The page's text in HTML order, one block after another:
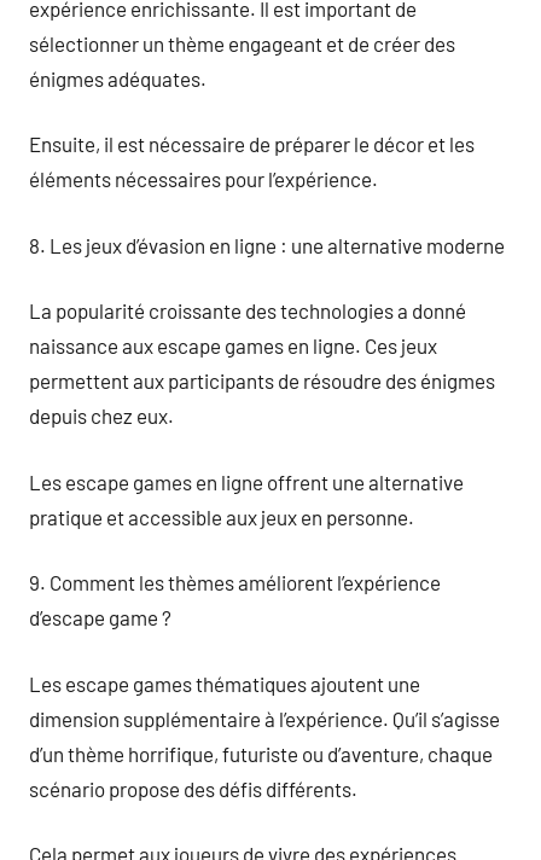
expérience enrichissante. Il est important de
sélectionner un thème engageant et de créer des
énigmes adéquates.
Ensuite, il est nécessaire de préparer le décor et les
éléments nécessaires pour l’expérience.
8. Les jeux d’évasion en ligne : une alternative moderne
La popularité croissante des technologies a donné
naissance aux escape games en ligne. Ces jeux
permettent aux participants de résoudre des énigmes
depuis chez eux.
Les escape games en ligne offrent une alternative
pratique et accessible aux jeux en personne.
9. Comment les thèmes améliorent l’expérience
d’escape game ?
Les escape games thématiques ajoutent une
dimension supplémentaire à l’expérience. Qu’il s’agisse
d’un thème horrifique, futuriste ou d’aventure, chaque
scénario propose des défis différents.
Cela permet aux joueurs de vivre des expériences